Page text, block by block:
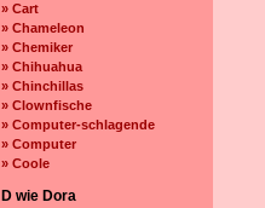
» Cart
» Chameleon
» Chemiker
» Chihuahua
» Chinchillas
» Clownfische
» Computer-schlagende
» Computer
» Coole
D wie Dora